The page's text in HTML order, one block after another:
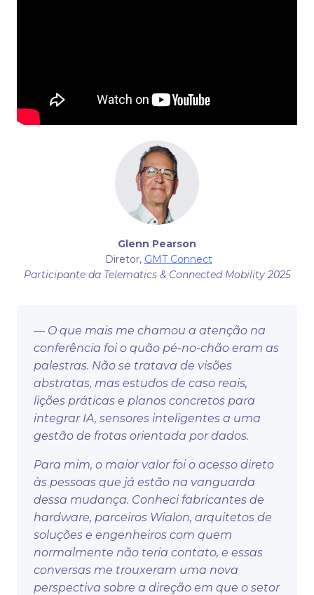
Glenn Pearson
Diretor, GMT Connect
Participante da Telematics & Connected Mobility 2025
— O que mais me chamou a atenção na
conferência foi o quão pé-no-chão eram as
palestras. Não se tratava de visões
abstratas, mas estudos de caso reais,
lições práticas e planos concretos para
integrar IA, sensores inteligentes a uma
gestão de frotas orientada por dados.
Para mim, o maior valor foi o acesso direto
às pessoas que já estão na vanguarda
dessa mudança. Conheci fabricantes de
hardware, parceiros Wialon, arquitetos de
soluções e engenheiros com quem
normalmente não teria contato, e essas
conversas me trouxeram uma nova
perspectiva sobre a direção em que o setor